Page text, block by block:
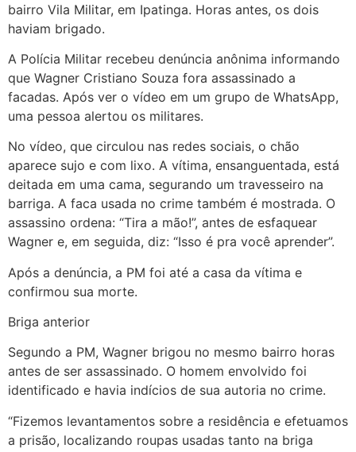
bairro Vila Militar, em Ipatinga. Horas antes, os dois
haviam brigado.
A Polícia Militar recebeu denúncia anônima informando
que Wagner Cristiano Souza fora assassinado a
facadas. Após ver o vídeo em um grupo de WhatsApp,
uma pessoa alertou os militares.
No vídeo, que circulou nas redes sociais, o chão
aparece sujo e com lixo. A vítima, ensanguentada, está
deitada em uma cama, segurando um travesseiro na
barriga. A faca usada no crime também é mostrada. O
assassino ordena: “Tira a mão!”, antes de esfaquear
Wagner e, em seguida, diz: “Isso é pra você aprender”.
Após a denúncia, a PM foi até a casa da vítima e
confirmou sua morte.
Briga anterior
Segundo a PM, Wagner brigou no mesmo bairro horas
antes de ser assassinado. O homem envolvido foi
identificado e havia indícios de sua autoria no crime.
“Fizemos levantamentos sobre a residência e efetuamos
a prisão, localizando roupas usadas tanto na briga